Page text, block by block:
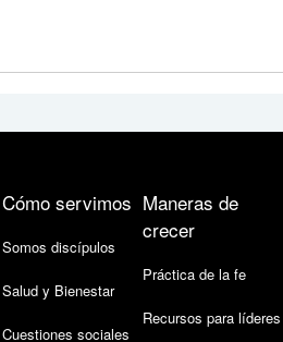
Cómo servimos
Somos discípulos
Salud y Bienestar
Cuestiones sociales
Maneras de
crecer
Práctica de la fe
Recursos para líderes